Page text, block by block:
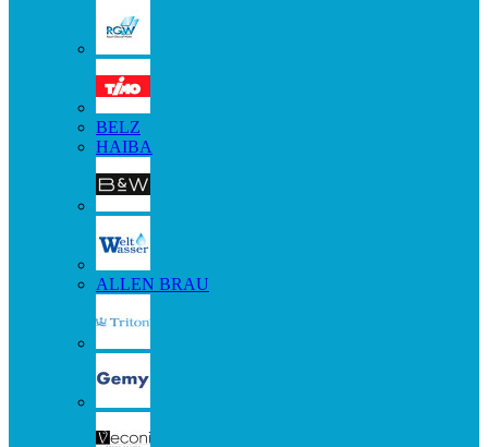
BELZ
HAIBA
ALLEN BRAU